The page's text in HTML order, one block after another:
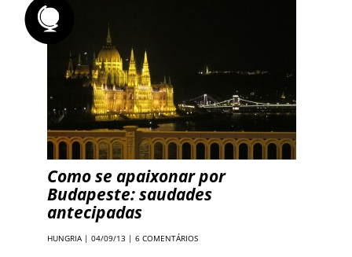
Como se apaixonar por
Budapeste: saudades
antecipadas
HUNGRIA| 04/09/13 | 6 COMENTÁRIOS